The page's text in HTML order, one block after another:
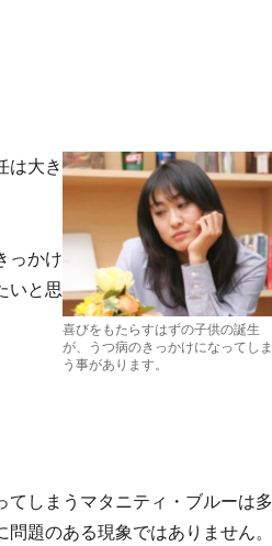
喜びをもたらすはずの子供の誕生
が、うつ病のきっかけになってしま
う事があります。
は大き
っかけ
いと思
てしまうマタニティ・ブルーは多
題のある現象ではありません。